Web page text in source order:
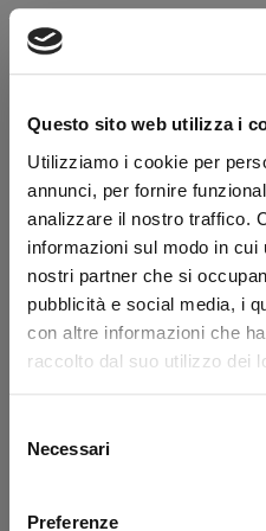
Questo sito web utilizza i
Utilizziamo i cookie per
annunci, per fornire
analizzare il nostro traffico.
informazioni sul modo in
nostri partner che si
pubblicità e social media, i
con altre informazioni che
raccolto dal suo utilizzo dei
delNecessari
Preferenze
Hai la partita IVA?
Diametro 1 (mm)
40.0
Lunghezza (mm)
180